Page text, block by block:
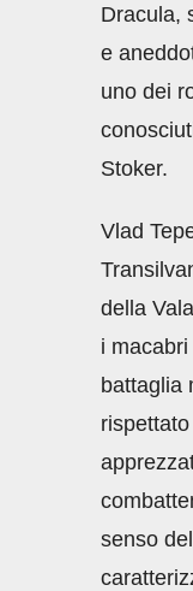
Dracula,
e
uno dei
Stoker.
Vlad
della
i
battaglia
senso